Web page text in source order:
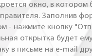
окно, в
Заполнив
- нажмите кнопку
открытка будет
в письме на e-mail